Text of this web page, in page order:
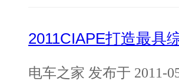
2011CIAPE打造最具
电车之家 发布于 2011-